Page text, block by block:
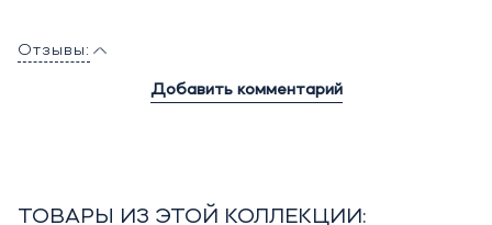
Отзывы:
Добавить комментарий
ТОВАРЫ ИЗ ЭТОЙ КОЛЛЕКЦИИ: